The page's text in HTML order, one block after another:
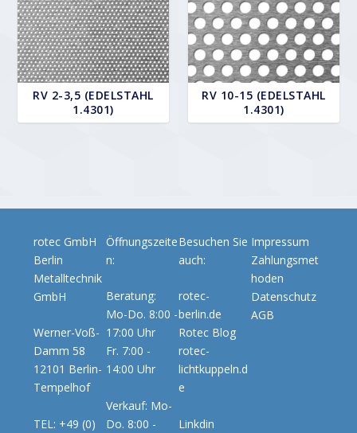
RV 2-3,5 (EDELSTAHL
1.4301)
RV 10-15 (EDELSTAHL
1.4301)
rotec GmbH
Berlin
Metalltechnik
GmbH
Werner-Voß-
Damm 58
12101 Berlin-
Tempelhof
TEL: +49 (0)
Öffnungszeite
n:
Beratung:
Mo-Do. 8:00 -
17:00 Uhr
Fr. 7:00 -
14:00 Uhr
Verkauf: Mo-
Do. 8:00 -
Besuchen Sie
auch:
rotec-
berlin.de
Rotec Blog
rotec-
lichtkuppeln.d
e
Linkdin
Impressum
Zahlungsmet
hoden
Datenschutz
AGB